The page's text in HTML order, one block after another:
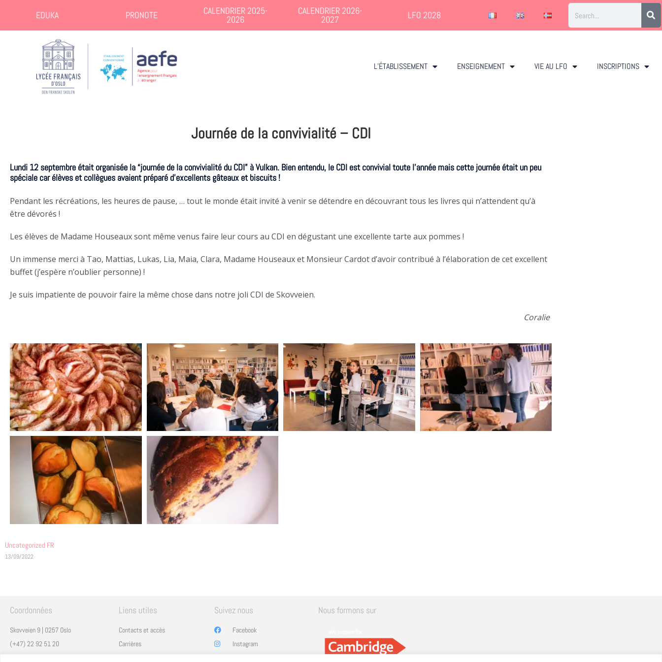
EDUKA PRONOTE CALENDRIER 2025-
2026
CALENDRIER 2026-
2027 LFO 2028
L’ÉTABLISSEMENT ENSEIGNEMENT VIE AU LFO INSCRIPTIONS
Journée de la convivialité – CDI
Lundi 12 septembre était organisée la “journée de la convivialité du CDI” à Vulkan. Bien entendu, le CDI est convivial toute l’année mais cette journée était un peu
spéciale car élèves et collègues avaient préparé d’excellents gâteaux et biscuits !
Pendant les récréations, les heures de pause, … tout le monde était invité à venir se détendre en découvrant tous les livres qui n’attendent qu’à
être dévorés !
Les élèves de Madame Houseaux sont même venus faire leur cours au CDI en dégustant une excellente tarte aux pommes !
Un immense merci à Tao, Mattias, Lukas, Lia, Maia, Clara, Madame Houseaux et Monsieur Cardot d’avoir contribué à l’élaboration de cet excellent
buffet (j’espère n’oublier personne) !
Je suis impatiente de pouvoir faire la même chose dans notre joli CDI de Skovveien.
Coralie
Uncategorized FR
13/09/2022
Coordonnées
Skovveien 9 | 0257 Oslo
(+47) 22 92 51 20
Liens utiles
Contacts et accès
Carrières
Suivez nous
Facebook
Instagram
Nous formons sur